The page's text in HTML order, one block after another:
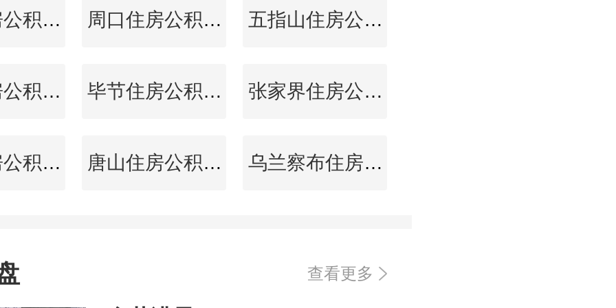
泰州住房公积金查询 周口住房公积金查询 五指山住房公积金查询
霸州住房公积金查询 毕节住房公积金查询 张家界住房公积金查询
临沂住房公积金查询 唐山住房公积金查询 乌兰察布住房公积金查询
查看更多